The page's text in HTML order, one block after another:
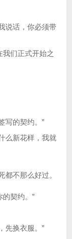
说话，你必须带
们正式开始之
的契约。”
么新花样，我就
不那么好过。
契约。”
换衣服。”